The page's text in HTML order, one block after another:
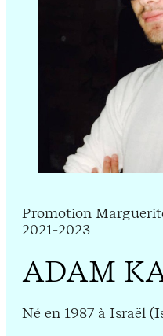
Promotion
2021-2023
ADAM
Né en 1987 à Israël